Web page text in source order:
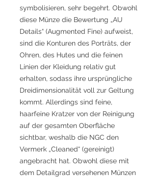
symbolisieren, sehr begehrt. Obwohl
diese Münze die Bewertung „AU
Details“ (Augmented Fine) aufweist,
sind die Konturen des Porträts, der
Ohren, des Hutes und die feinen
Linien der Kleidung relativ gut
erhalten, sodass ihre ursprüngliche
Dreidimensionalität voll zur Geltung
kommt. Allerdings sind feine,
haarfeine Kratzer von der Reinigung
auf der gesamten Oberfläche
sichtbar, weshalb die NGC den
Vermerk „Cleaned“ (gereinigt)
angebracht hat. Obwohl diese mit
dem Detailgrad versehenen Münzen